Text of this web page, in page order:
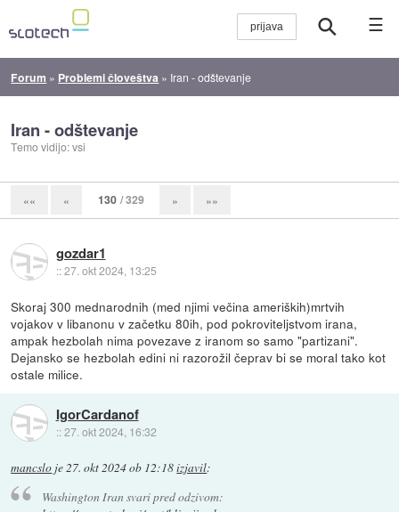
☰
Forum » Problemi človeštva » Iran - odštevanje
Iran - odštevanje
Temo vidijo: vsi
«« « 130 / 329 » »»
gozdar1
::27. okt 2024, 13:25
Skoraj 300 mednarodnih (med njimi večina ameriških)mrtvih
vojakov v libanonu v začetku 80ih, pod pokroviteljstvom irana,
ampak hezbolah nima povezave z iranom so samo "partizani".
Dejansko se hezbolah edini ni razorožil čeprav bi se moral tako kot
ostale milice.
IgorCardanof
::27. okt 2024, 16:32
mancslo je27. okt 2024 ob 12:18izjavil:
Washington Iran svari pred odzivom: